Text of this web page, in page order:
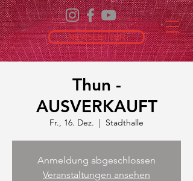
NEWSLETTER
Thun -
AUSVERKAUFT
Fr., 16. Dez.
  |
Stadthalle
Anmeldung abgeschlossen
Veranstaltungen ansehen